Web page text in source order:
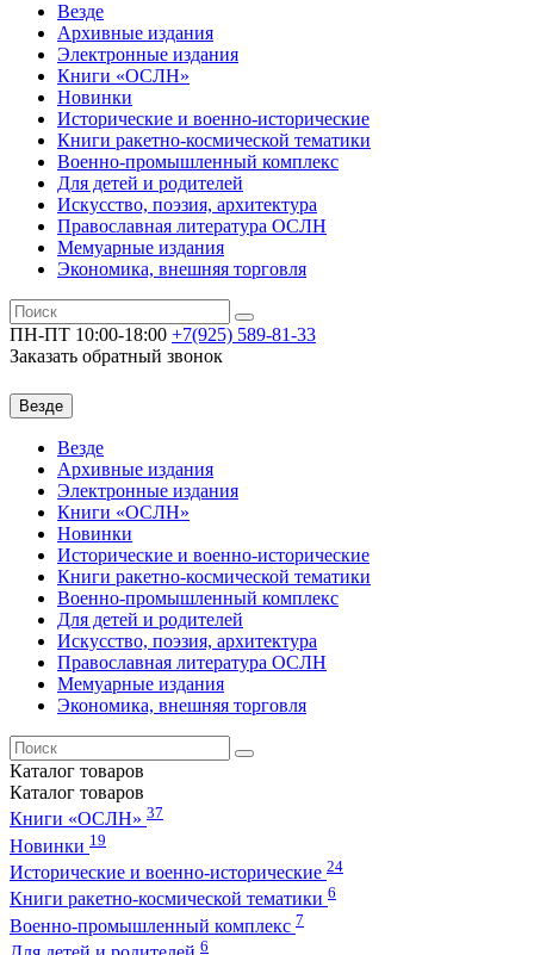
Везде
Архивные издания
Электронные издания
Книги «ОСЛН»
Новинки
Исторические и военно-исторические
Книги ракетно-космической тематики
Военно-промышленный комплекс
Для детей и родителей
Искусство, поэзия, архитектура
Православная литература ОСЛН
Мемуарные издания
Экономика, внешняя торговля
ПН-ПТ 10:00-18:00 +7(925) 589-81-33
Заказать обратный звонок
Везде
Везде
Архивные издания
Электронные издания
Книги «ОСЛН»
Новинки
Исторические и военно-исторические
Книги ракетно-космической тематики
Военно-промышленный комплекс
Для детей и родителей
Искусство, поэзия, архитектура
Православная литература ОСЛН
Мемуарные издания
Экономика, внешняя торговля
Каталог товаров
Каталог товаров
Книги «ОСЛН» 37
Новинки 19
Исторические и военно-исторические 24
Книги ракетно-космической тематики 6
Военно-промышленный комплекс 7
6